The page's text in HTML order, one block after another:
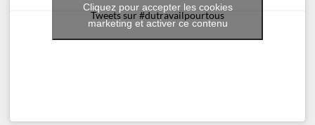
Tweets sur #dutravailpourtous
Cliquez pour accepter les cookies
marketing et activer ce contenu